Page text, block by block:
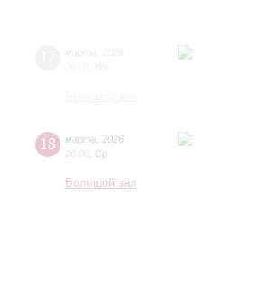
18 марта
2026
20:00 Ср
Большой зал